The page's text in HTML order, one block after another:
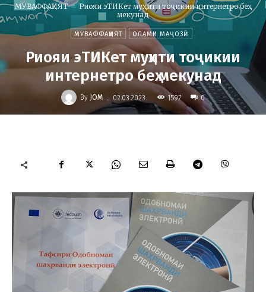
МУВАФФАҚИЯТ
Риояи эТИКет муҳити тоҷикии интернетро беҳ
мекунад
МУВАФФАҚИЯТ ОЛАМИ МАҶОЗӢ
Риояи эТИКет муҳити тоҷикии
интернетро беҳ мекунад
By JOM - 02.03.2023 1597 0